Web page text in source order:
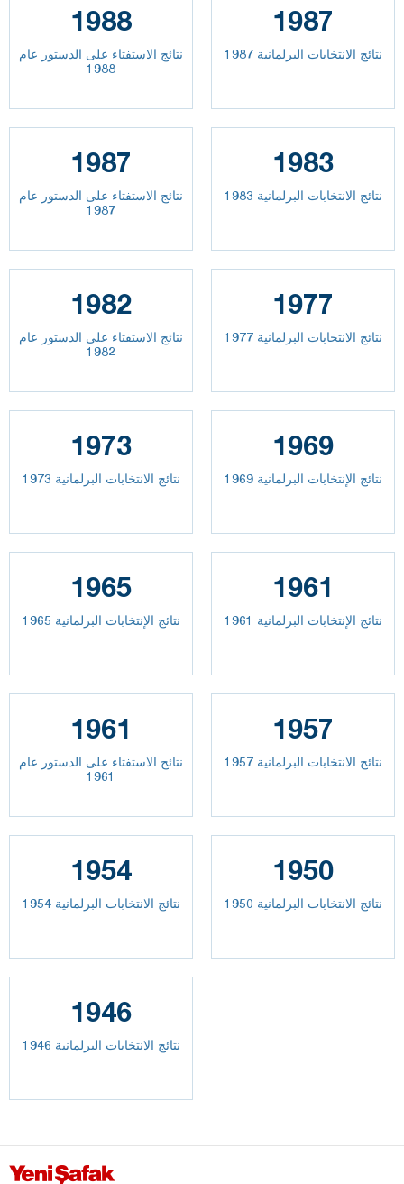
1988
نتائج الاستفتاء على الدستور عام
1988
1987
نتائج الانتخابات البرلمانية 1987
1987
نتائج الاستفتاء على الدستور عام
1987
1983
نتائج الانتخابات البرلمانية 1983
1982
نتائج الاستفتاء على الدستور عام
1982
1977
نتائج الانتخابات البرلمانية 1977
1973
نتائج الانتخابات البرلمانية 1973
1969
نتائج الإنتخابات البرلمانية 1969
1965
نتائج الإنتخابات البرلمانية 1965
1961
نتائج الإنتخابات البرلمانية 1961
1961
نتائج الاستفتاء على الدستور عام
1961
1957
نتائج الانتخابات البرلمانية 1957
1954
نتائج الانتخابات البرلمانية 1954
1950
نتائج الانتخابات البرلمانية 1950
1946
نتائج الانتخابات البرلمانية 1946